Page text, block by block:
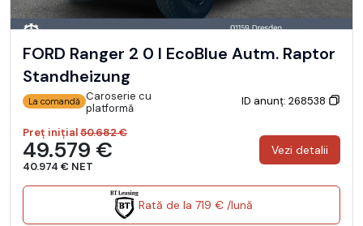
FORD Ranger 2 0 l EcoBlue Autm. Raptor
Standheizung
La comandă Caroserie cu
platformă
ID anunț: 268538
Preț inițial50.682 €
49.579 €
40.974 € NET
Vezi detalii
Rată de la 719 € /lună